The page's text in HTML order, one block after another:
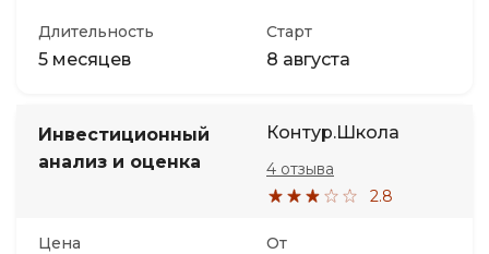
Длительность
5 месяцев
Старт
8 августа
Инвестиционный
анализ и оценка
Контур.Школа
2.8
4 отзыва
Цена От